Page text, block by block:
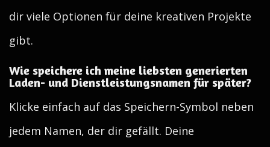
dir viele Optionen für deine kreativen Projekte
gibt.
Wie speichere ich meine liebsten generierten
Laden- und Dienstleistungsnamen für später?
Klicke einfach auf das Speichern-Symbol neben
jedem Namen, der dir gefällt. Deine